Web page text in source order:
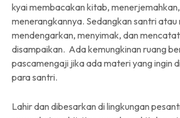
kyai membacakan kitab,
menerangkannya. Sedangkan santri atau
mendengarkan, menyimak, dan
disampaikan. Ada kemungkinan ruang
pascamengaji jika ada materi yang ingin
para santri.
Lahir dan dibesarkan di lingkungan